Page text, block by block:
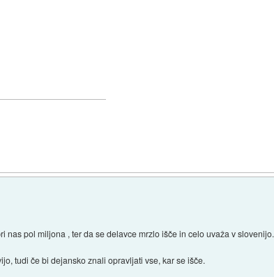
nas pol miljona , ter da se delavce mrzlo išče in celo uvaža v slovenijo.
tudi če bi dejansko znali opravljati vse, kar se išče.